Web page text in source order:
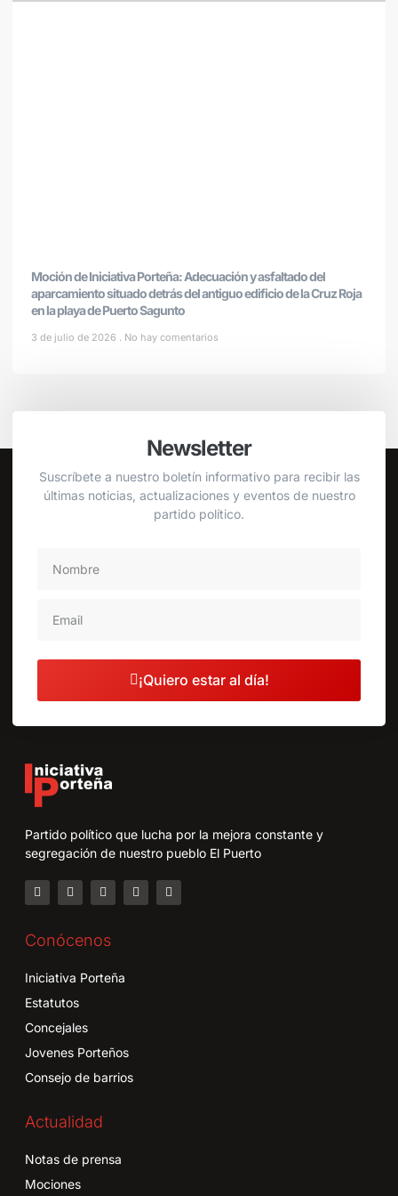
Moción de Iniciativa Porteña: Adecuación y asfaltado del
aparcamiento situado detrás del antiguo edificio de la Cruz Roja
en la playa de Puerto Sagunto
3 de julio de 2026 No hay comentarios
Newsletter
Suscríbete a nuestro boletín informativo para recibir las
últimas noticias, actualizaciones y eventos de nuestro
partido político.
¡Quiero estar al día!
Partido político que lucha por la mejora constante y
segregación de nuestro pueblo El Puerto
Conócenos
Iniciativa Porteña
Estatutos
Concejales
Jovenes Porteños
Consejo de barrios
Actualidad
Notas de prensa
Mociones